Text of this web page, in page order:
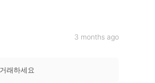
3 months ago
래하세요